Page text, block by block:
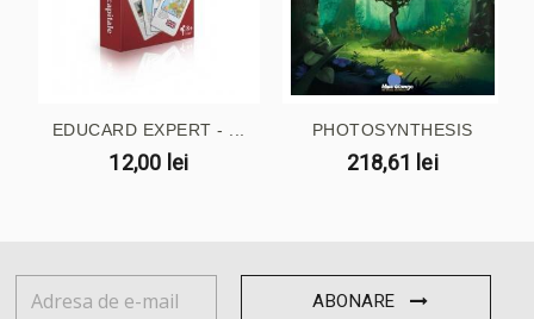
EDUCARD EXPERT - ...
12,00 lei
PHOTOSYNTHESIS
218,61 lei
ABONARE